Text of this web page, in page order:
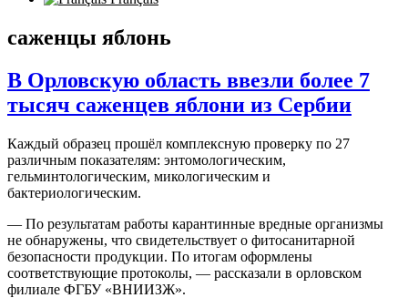
саженцы яблонь
В Орловскую область ввезли более 7
тысяч саженцев яблони из Сербии
Каждый образец прошёл комплексную проверку по 27
различным показателям: энтомологическим,
гельминтологическим, микологическим и
бактериологическим.
— По результатам работы карантинные вредные организмы
не обнаружены, что свидетельствует о фитосанитарной
безопасности продукции. По итогам оформлены
соответствующие протоколы, — рассказали в орловском
филиале ФГБУ «ВНИИЗЖ».